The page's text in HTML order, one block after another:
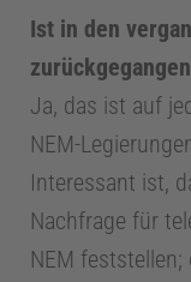
Ist in den
Ja, das ist auf
NEM-
Interessant ist,
Nachfrage für
NEM